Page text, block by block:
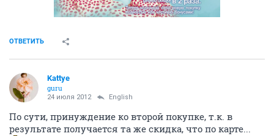
ОТВЕТИТЬ
Kattye
guru
24 июля 2012 English
По сути, принуждение ко второй покупке, т.к. в
результате получается та же скидка, что по карте...